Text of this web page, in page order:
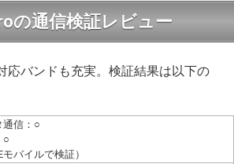
の通信検証レビュー
応バンドも充実。検証結果は以下の
通信：○
○
モバイルで検証）